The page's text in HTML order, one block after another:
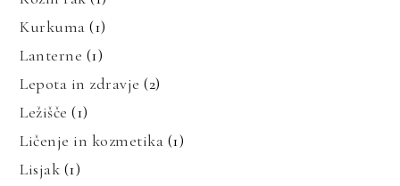
Kurkuma (1)
Lanterne (1)
Lepota in zdravje (2)
Ležišče (1)
Ličenje in kozmetika (1)
Lisjak (1)